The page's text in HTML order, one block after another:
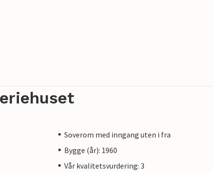
Soverom med inngang uten i fra
Bygge (år): 1960
Vår kvalitetsvurdering: 3